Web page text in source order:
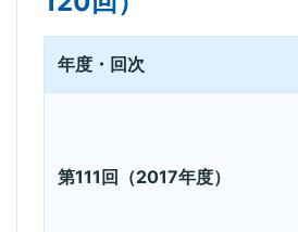
年度・回次
第111回（2017年度）